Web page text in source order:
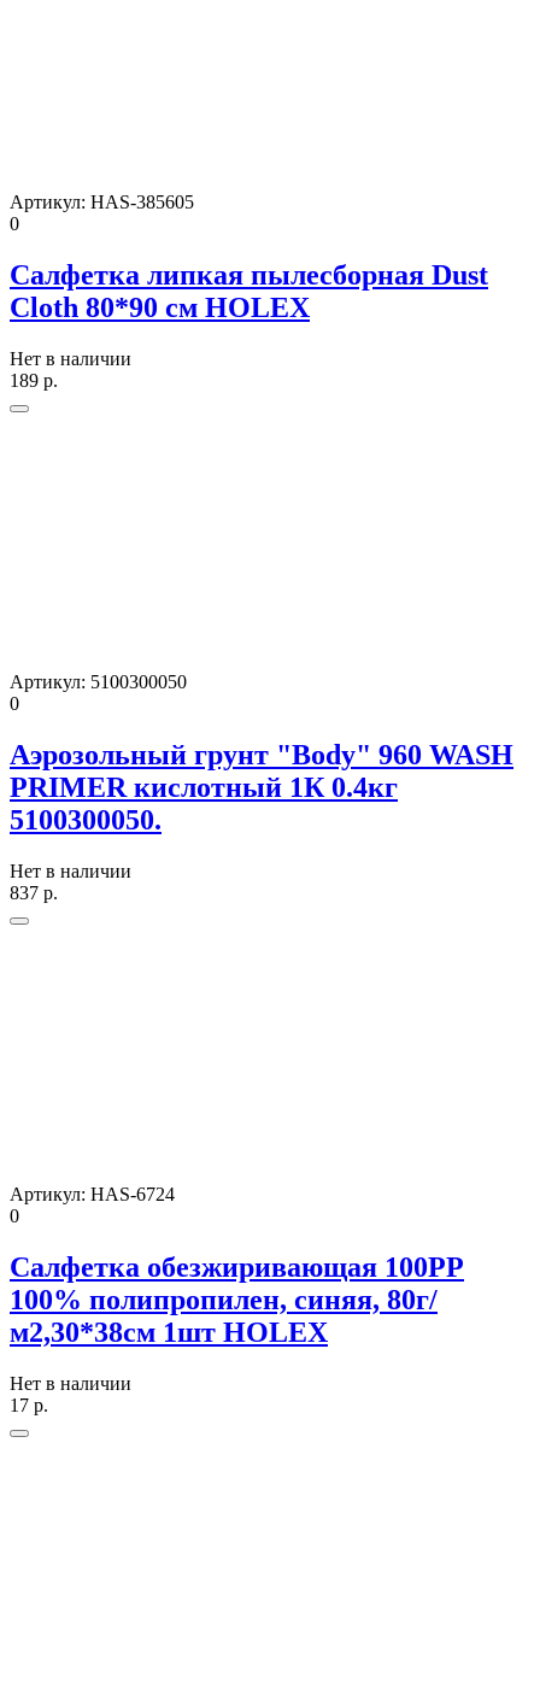
Артикул: HAS-385605
0
Салфетка липкая пылесборная Dust
Cloth 80*90 см HOLEX
Нет в наличии
189 р.
Артикул: 5100300050
0
Аэрозольный грунт "Body" 960 WASH
PRIMER кислотный 1К 0.4кг
5100300050.
Нет в наличии
837 р.
Артикул: HAS-6724
0
Салфетка обезжиривающая 100PP
100% полипропилен, синяя, 80г/
м2,30*38см 1шт HOLEX
Нет в наличии
17 р.